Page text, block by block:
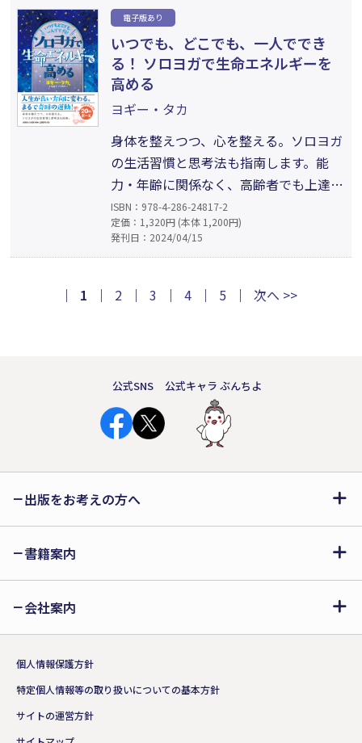
しく役立つものに変身させる「リメイ
ク手芸」。環境やエネルギー関連業務
に携わって来た著者が、楽しみながら
エコを考える作業を提案する。
電子版あり
いつでも、どこでも、一人ででき
る！ ソロヨガで生命エネルギーを
高める
ヨギー・タカ
身体を整えつつ、心を整える。ソロヨガ
の生活習慣と思考法も指南します。能
力・年齢に関係なく、高齢者でも上達で
きるソロヨガ。ソロヨガは他人と比較し
なくていいため、気持ちよく行えます。
自分の無理のない、心地いいと思える範
合いながらできます。お金も道具も必要
ISBN：978-4-286-24817-2
定価：1,320円 (本体 1,200円)
発刊日：2024/04/15
｜ 1 ｜ 2 ｜ 3 ｜ 4 ｜ 5 ｜ 次へ >>
公式SNS 公式キャラ ぶんちよ
出版をお考えの方へ
書籍案内
会社案内
個人情報保護方針
特定個人情報等の取り扱いについての基本方針
サイトの運営方針